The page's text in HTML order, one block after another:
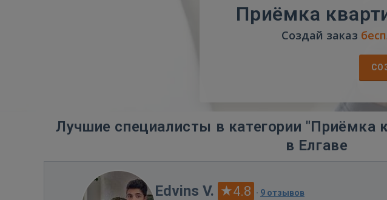
Приёмка
Создай заказ
Лучшие специалисты в категории "Приёмка
в Елгаве
Edvins V. 4.8 · 9 отзывов